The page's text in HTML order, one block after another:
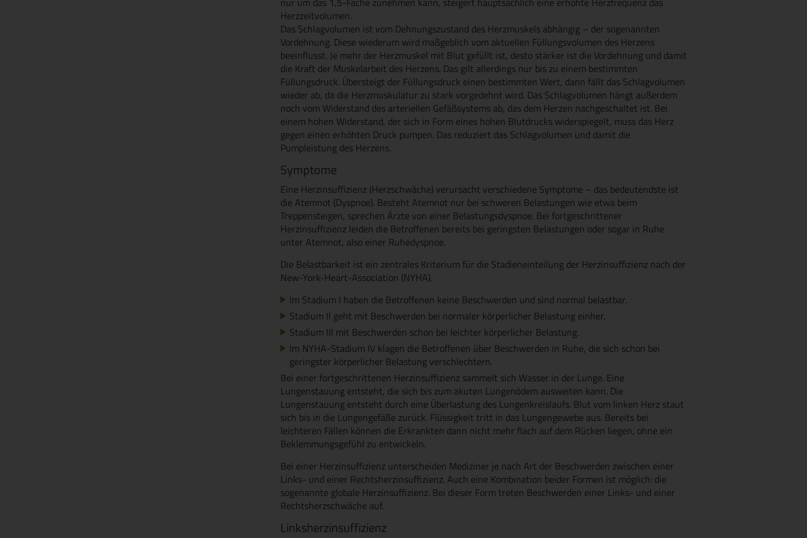
Herzzeitvolumen.
Das Schlagvolumen ist vom Dehnungszustand des Herzmuskels abhängig – der sogenannten
Vordehnung. Diese wiederum wird maßgeblich vom aktuellen Füllungsvolumen des Herzens
beeinflusst. Je mehr der Herzmuskel mit Blut gefüllt ist, desto stärker ist die Vordehnung und damit
die Kraft der Muskelarbeit des Herzens. Das gilt allerdings nur bis zu einem bestimmten
Füllungsdruck. Übersteigt der Füllungsdruck einen bestimmten Wert, dann fällt das Schlagvolumen
wieder ab, da die Herzmuskulatur zu stark vorgedehnt wird. Das Schlagvolumen hängt außerdem
noch vom Widerstand des arteriellen Gefäßsystems ab, das dem Herzen nachgeschaltet ist. Bei
einem hohen Widerstand, der sich in Form eines hohen Blutdrucks widerspiegelt, muss das Herz
gegen einen erhöhten Druck pumpen. Das reduziert das Schlagvolumen und damit die
Pumpleistung des Herzens.
Symptome
Eine Herzinsuffizienz (Herzschwäche) verursacht verschiedene Symptome – das bedeutendste ist
die Atemnot (Dyspnoe). Besteht Atemnot nur bei schweren Belastungen wie etwa beim
Treppensteigen, sprechen Ärzte von einer Belastungsdyspnoe. Bei fortgeschrittener
Herzinsuffizienz leiden die Betroffenen bereits bei geringsten Belastungen oder sogar in Ruhe
unter Atemnot, also einer Ruhedyspnoe.
Die Belastbarkeit ist ein zentrales Kriterium für die Stadieneinteilung der Herzinsuffizienz nach der
New-York-Heart-Association (NYHA).
Im Stadium I haben die Betroffenen keine Beschwerden und sind normal belastbar.
Stadium II geht mit Beschwerden bei normaler körperlicher Belastung einher,
Stadium III mit Beschwerden schon bei leichter körperlicher Belastung.
Im NYHA-Stadium IV klagen die Betroffenen über Beschwerden in Ruhe, die sich schon bei
geringster körperlicher Belastung verschlechtern.
Bei einer fortgeschrittenen Herzinsuffizienz sammelt sich Wasser in der Lunge. Eine
Lungenstauung entsteht, die sich bis zum akuten Lungenödem ausweiten kann. Die
Lungenstauung entsteht durch eine Überlastung des Lungenkreislaufs. Blut vom linken Herz staut
sich bis in die Lungengefäße zurück. Flüssigkeit tritt in das Lungengewebe aus. Bereits bei
leichteren Fällen können die Erkrankten dann nicht mehr flach auf dem Rücken liegen, ohne ein
Beklemmungsgefühl zu entwickeln.
Bei einer Herzinsuffizienz unterscheiden Mediziner je nach Art der Beschwerden zwischen einer
Links- und einer Rechtsherzinsuffizienz. Auch eine Kombination beider Formen ist möglich: die
sogenannte globale Herzinsuffizienz. Bei dieser Form treten Beschwerden einer Links- und einer
Rechtsherzschwäche auf.
Linksherzinsuffizienz